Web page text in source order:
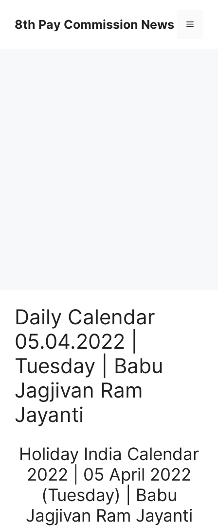
content8th Pay Commission News Menu
Daily Calendar
05.04.2022 |
Tuesday | Babu
Jagjivan Ram
Jayanti
Holiday India Calendar
2022 | 05 April 2022
(Tuesday) | Babu
Jagjivan Ram Jayanti